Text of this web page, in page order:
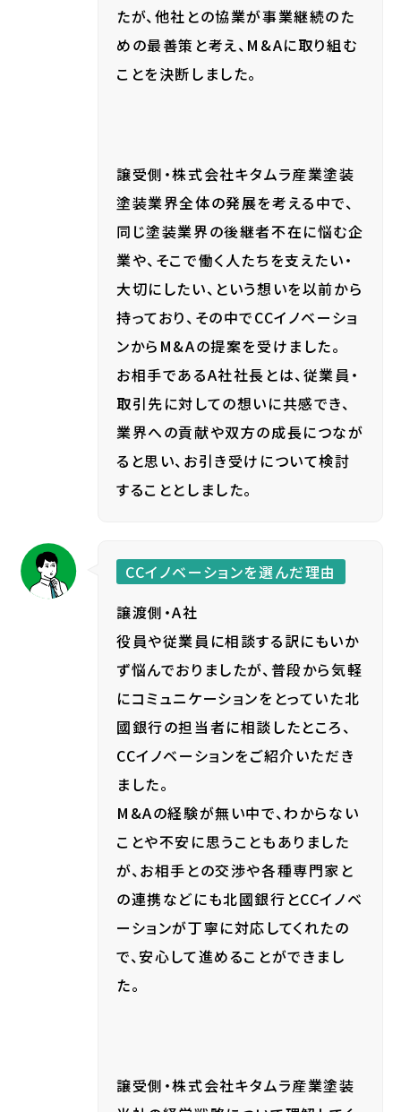
たが、他社との協業が事業継続のた
めの最善策と考え、M&Aに取り組む
ことを決断しました。
譲受側・株式会社キタムラ産業塗装
塗装業界全体の発展を考える中で、
同じ塗装業界の後継者不在に悩む企
業や、そこで働く人たちを支えたい・
大切にしたい、という想いを以前から
持っており、その中でCCイノベーショ
ンからM&Aの提案を受けました。
お相手であるA社社長とは、従業員・
取引先に対しての想いに共感でき、
業界への貢献や双方の成長につなが
ると思い、お引き受けについて検討
することとしました。
CCイノベーションを選んだ理由
譲渡側・A社
役員や従業員に相談する訳にもいか
ず悩んでおりましたが、普段から気軽
にコミュニケーションをとっていた北
國銀行の担当者に相談したところ、
CCイノベーションをご紹介いただき
ました。
M&Aの経験が無い中で、わからない
ことや不安に思うこともありました
が、お相手との交渉や各種専門家と
の連携などにも北國銀行とCCイノベ
ーションが丁寧に対応してくれたの
で、安心して進めることができまし
た。
譲受側・株式会社キタムラ産業塗装